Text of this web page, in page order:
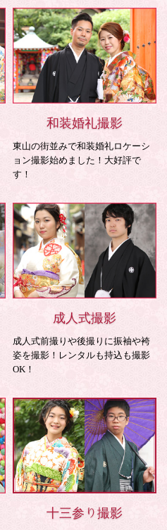
和装婚礼撮影
東山の街並みで和装婚礼ロケーシ
ョン撮影始めました！大好評で
す！
成人式撮影
成人式前撮りや後撮りに振袖や袴
姿を撮影！レンタルも持込も撮影
OK！
十三参り撮影